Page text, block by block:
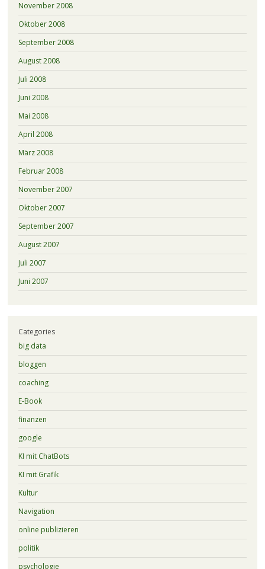
November 2008
Oktober 2008
September 2008
August 2008
Juli 2008
Juni 2008
Mai 2008
April 2008
März 2008
Februar 2008
November 2007
Oktober 2007
September 2007
August 2007
Juli 2007
Juni 2007
Categories
big data
bloggen
coaching
E-Book
finanzen
google
KI mit ChatBots
KI mit Grafik
Kultur
Navigation
online publizieren
politik
psychologie